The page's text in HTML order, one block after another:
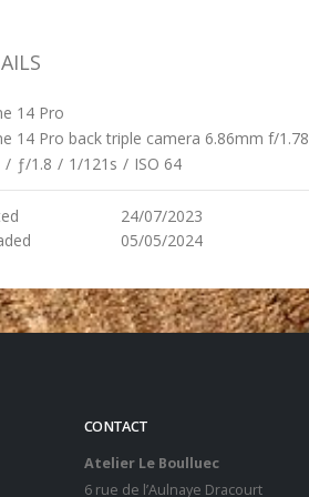
14 Pro
14 Pro back triple camera 6.86mm f/1.78
/ ƒ/1.8 / 1/121s / ISO 64
24/07/2023
05/05/2024
CONTACT
Atelier Le Boulluec
6 rue de l’Aulnaye Dracourt